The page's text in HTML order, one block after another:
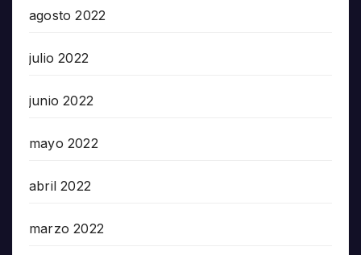
agosto 2022
julio 2022
junio 2022
mayo 2022
abril 2022
marzo 2022